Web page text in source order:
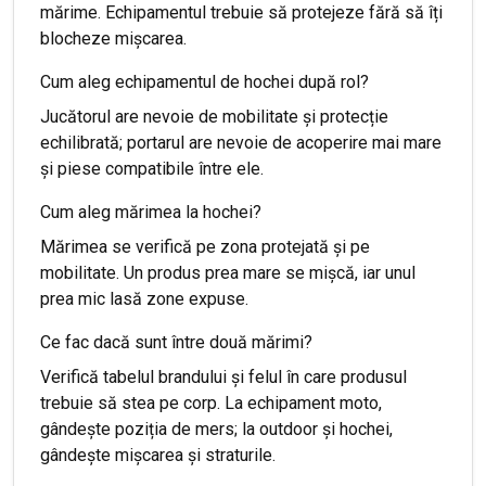
mărime. Echipamentul trebuie să protejeze fără să îți
blocheze mișcarea.
Cum aleg echipamentul de hochei după rol?
Jucătorul are nevoie de mobilitate și protecție
echilibrată; portarul are nevoie de acoperire mai mare
și piese compatibile între ele.
Cum aleg mărimea la hochei?
Mărimea se verifică pe zona protejată și pe
mobilitate. Un produs prea mare se mișcă, iar unul
prea mic lasă zone expuse.
Ce fac dacă sunt între două mărimi?
Verifică tabelul brandului și felul în care produsul
trebuie să stea pe corp. La echipament moto,
gândește poziția de mers; la outdoor și hochei,
gândește mișcarea și straturile.